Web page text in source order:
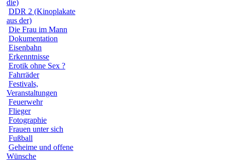
die)
DDR 2 (Kinoplakate
aus der)
Die Frau im Mann
Dokumentation
Eisenbahn
Erkenntnisse
Erotik ohne Sex ?
Fahrräder
Festivals,
Veranstaltungen
Feuerwehr
Flieger
Fotographie
Frauen unter sich
Fußball
Geheime und offene
Wünsche